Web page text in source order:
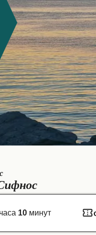
10минут